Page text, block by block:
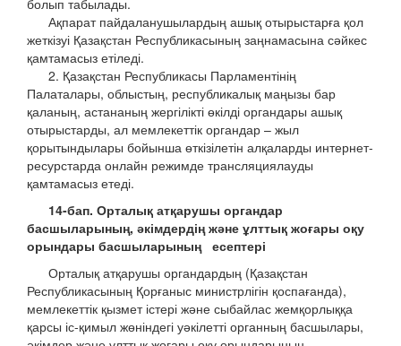
болып табылады.
Ақпарат пайдаланушылардың ашық отырыстарға қол
жеткізуі Қазақстан Республикасының заңнамасына сәйкес
қамтамасыз етіледі.
2. Қазақстан Республикасы Парламентінің
Палаталары, облыстың, республикалық маңызы бар
қаланың, астананың жергілікті өкілді органдары ашық
отырыстарды, ал мемлекеттік органдар – жыл
қорытындылары бойынша өткізілетін алқаларды интернет-
ресурстарда онлайн режимде трансляциялауды
қамтамасыз етеді.
14-бап. Орталық атқарушы органдар
басшыларының, әкімдердің және ұлттық жоғары оқу
орындары басшыларының есептері
Орталық атқарушы органдардың (Қазақстан
Республикасының Қорғаныс министрлігін қоспағанда),
мемлекеттік қызмет істері және сыбайлас жемқорлыққа
қарсы іс-қимыл жөніндегі уәкілетті органның басшылары,